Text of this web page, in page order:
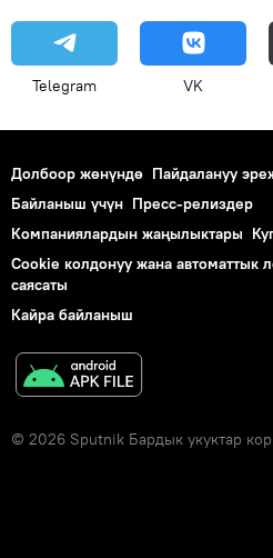
Telegram VK
Долбоор жөнүндө Пайдалануу
Байланыш үчүн Пресс-релиздер
Компаниялардын жаңылыктары
Cookie колдонуу жана автоматтык
саясаты
Кайра байланыш
© 2026 Sputnik Бардык укуктар